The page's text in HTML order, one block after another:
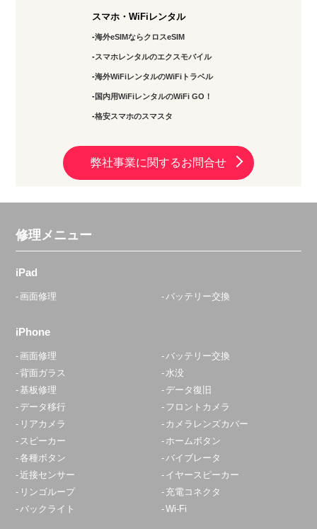
スマホ・WiFiレンタル
海外eSIMならクロスeSIM
スマホレンタルのエクスモバイル
海外WiFiレンタルのWiFiトラベル
国内用WiFiレンタルのWiFi GO！
格安スマホのスマスタ
弊社事業に関するお問合せ
修理メニュー
iPad
画面修理 バッテリー交換
iPhone
画面修理
バッテリー交換
背面ガラス
水没
基板修理
データ復旧
データ移行
フロントカメラ
リアカメラ
カメラレンズカバー
スピーカー
ホームボタン
各種ボタン
バイブレータ
近接センサー
イヤースピーカー
リンゴループ
充電コネクタ
バックライト
Wi-Fi